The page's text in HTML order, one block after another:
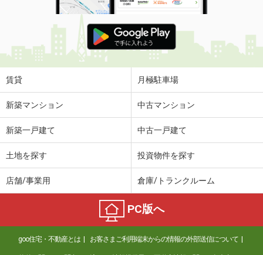
賃貸 月極駐車場
新築マンション 中古マンション
新築一戸建て 中古一戸建て
土地を探す 投資物件を探す
店舗/事業用 倉庫/トランクルーム
PC版へ
goo住宅・不動産とは お客さまご利用端末からの情報の外部送信について